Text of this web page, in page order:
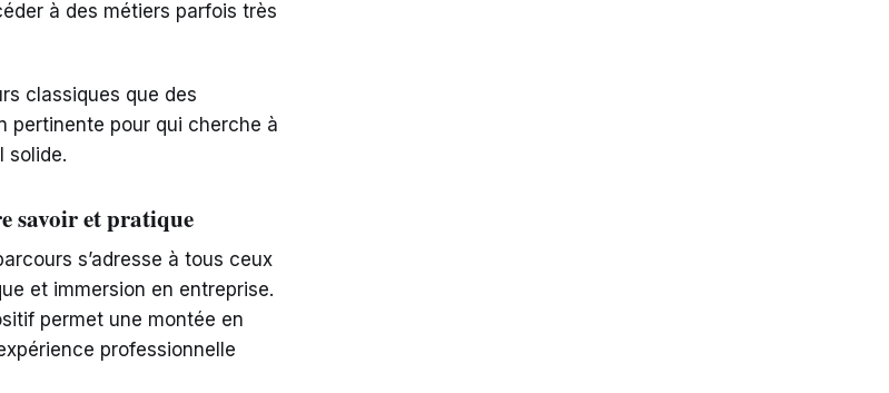
à des métiers parfois très
classiques que des
pertinente pour qui cherche à
solide.
savoir et pratique
s’adresse à tous ceux
et immersion en entreprise.
permet une montée en
professionnelle